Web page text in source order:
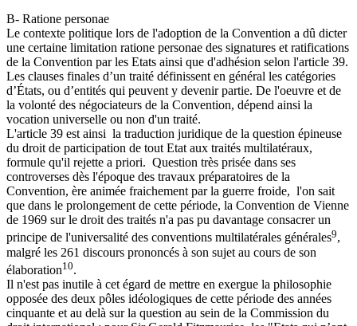
B- Ratione personae
Le contexte politique lors de l'adoption de la Convention a dû dicter
une certaine limitation ratione personae des signatures et ratifications
de la Convention par les Etats ainsi que d'adhésion selon l'article 39.
Les clauses finales d’un traité définissent en général les catégories
d’États, ou d’entités qui peuvent y devenir partie. De l'oeuvre et de
la volonté des négociateurs de la Convention, dépend ainsi la
vocation universelle ou non d'un traité.
L'article 39 est ainsi la traduction juridique de la question épineuse
du droit de participation de tout Etat aux traités multilatéraux,
formule qu'il rejette a priori. Question très prisée dans ses
controverses dès l'époque des travaux préparatoires de la
Convention, ère animée fraichement par la guerre froide, l'on sait
que dans le prolongement de cette période, la Convention de Vienne
de 1969 sur le droit des traités n'a pas pu davantage consacrer un
principe de l'universalité des conventions multilatérales générales9,
malgré les 261 discours prononcés à son sujet au cours de son
élaboration10.
Il n'est pas inutile à cet égard de mettre en exergue la philosophie
opposée des deux pôles idéologiques de cette période des années
cinquante et au delà sur la question au sein de la Commission du